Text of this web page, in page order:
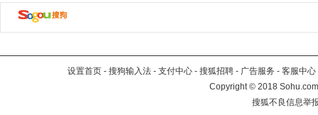
设置首页 - 搜狗输入法 - 支付中心 - 搜狐招聘 - 广告服务 - 客服中心
Copyright©2018
搜狐不良信息举